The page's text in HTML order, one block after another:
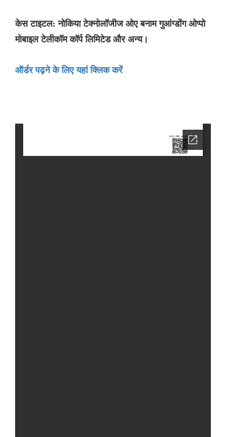
केस टाइटल: नोकिया टेक्नोलॉजीज ओए बनाम गुआंग्डोंग ओप्पो
मोबाइल टेलीकॉम कॉर्प लिमिटेड और अन्य।
ऑर्डर पढ़ने के लिए यहां क्लिक करें